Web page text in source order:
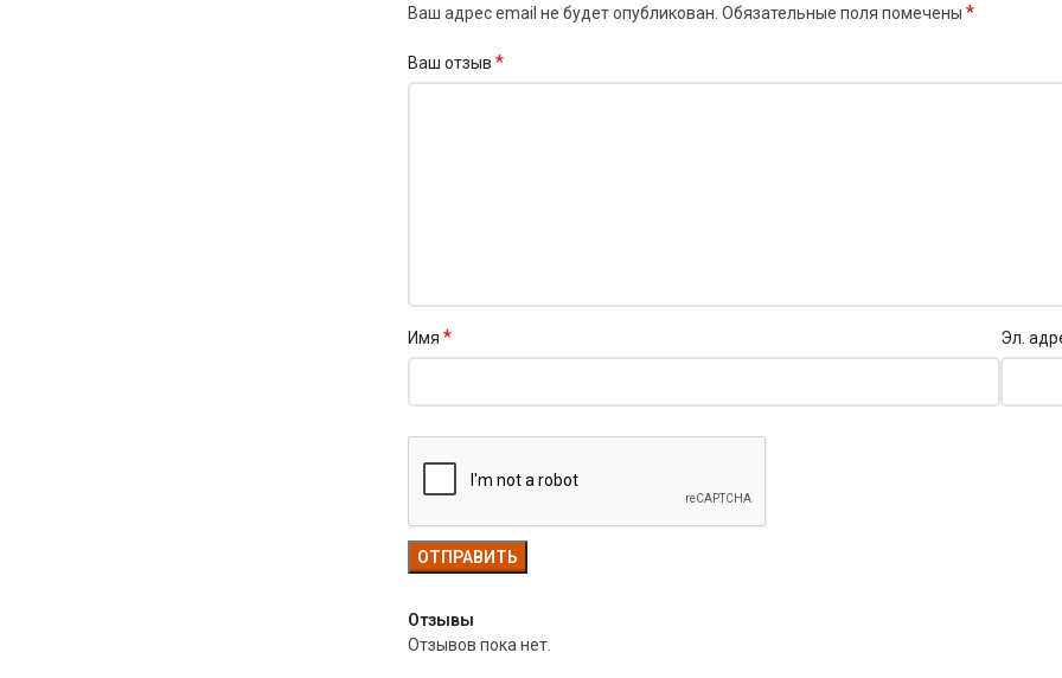
Отзывы
Отзывов пока нет.
Ваш адрес email не будет опубликован. Обязательные поля помечены *
Ваш отзыв *
Имя * Эл.